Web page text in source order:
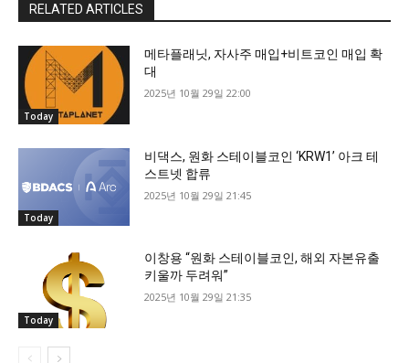
RELATED ARTICLES
Today
메타플래닛, 자사주 매입+비트코인 매입 확
대
2025년 10월 29일 22:00
Today
비댁스, 원화 스테이블코인 ‘KRW1’ 아크 테
스트넷 합류
2025년 10월 29일 21:45
Today
이창용 “원화 스테이블코인, 해외 자본유출
키울까 두려워”
2025년 10월 29일 21:35